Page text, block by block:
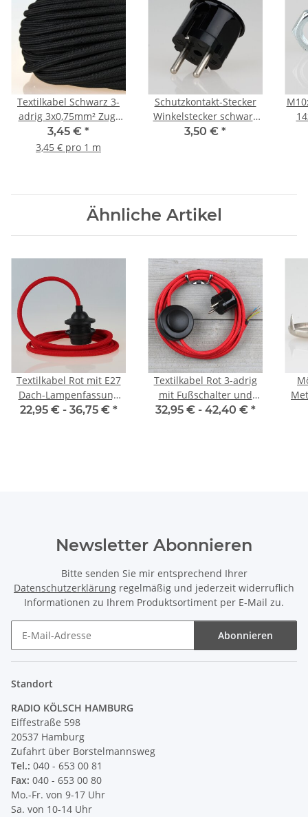
Textilkabel Schwarz 3-
adrig 3x0,75mm² Zug-
Pendelleitung S03RT-F
3G0,75
3,45 € *
3,45 € pro 1 m
Schutzkontakt-Stecker
Winkelstecker schwarz
Bakelit Optik 250V/16A
3,50 € *
Ähnliche Artikel
Textilkabel Rot mit E27
Dach-Lampenfassung
schwarz 1-5m
22,95 € - 36,75 € *
Textilkabel Rot 3-adrig
mit Fußschalter und
Schutzkontakt-Stecker
32,95 € - 42,40 € *
Newsletter Abonnieren
Bitte senden Sie mir entsprechend Ihrer
Datenschutzerklärung regelmäßig und jederzeit widerruflich
Informationen zu Ihrem Produktsortiment per E-Mail zu.
Abonnieren
Standort
RADIO KÖLSCH HAMBURG
Eiffestraße 598
20537 Hamburg
Zufahrt über Borstelmannsweg
Tel.: 040 - 653 00 81
Fax: 040 - 653 00 80
Mo.-Fr. von 9-17 Uhr
Sa. von 10-14 Uhr